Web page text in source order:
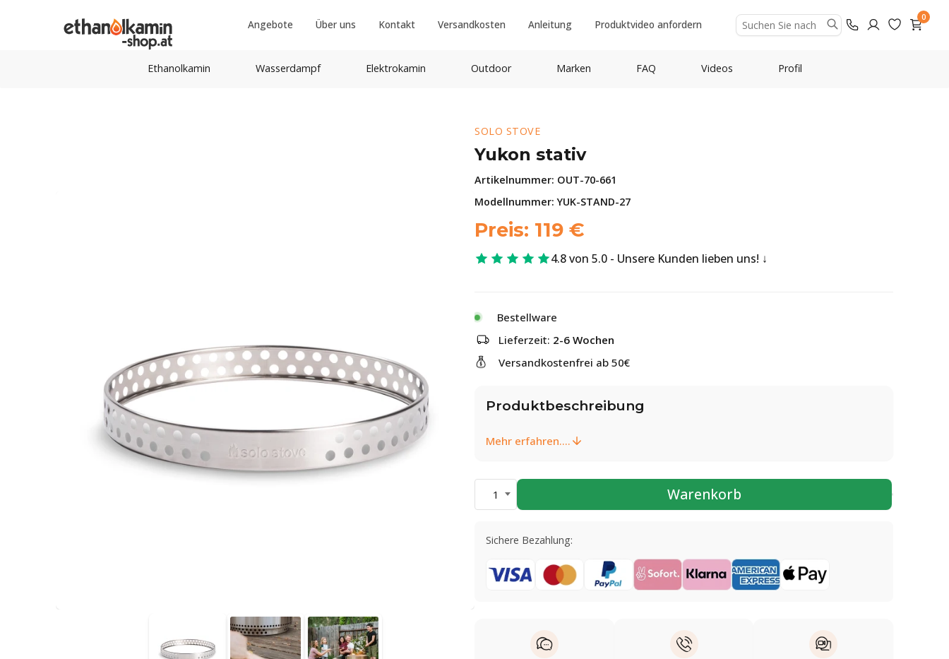
Angebote Über uns Kontakt Versandkosten Anleitung Produktvideo anfordern
0
Ethanolkamin Wasserdampf Elektrokamin Outdoor Marken FAQ Videos Profil
SOLO STOVE
Yukon stativ
Artikelnummer: OUT-70-661
Modellnummer: YUK-STAND-27
Preis: 119 €
4.8 von 5.0 - Unsere Kunden lieben uns!
Bestellware
Lieferzeit: 2-6 Wochen
Versandkostenfrei ab 50€
Produktbeschreibung
Mehr erfahren....
1 Warenkorb
Sichere Bezahlung: